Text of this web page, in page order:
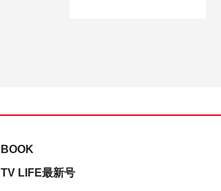
BOOK
TV LIFE最新号